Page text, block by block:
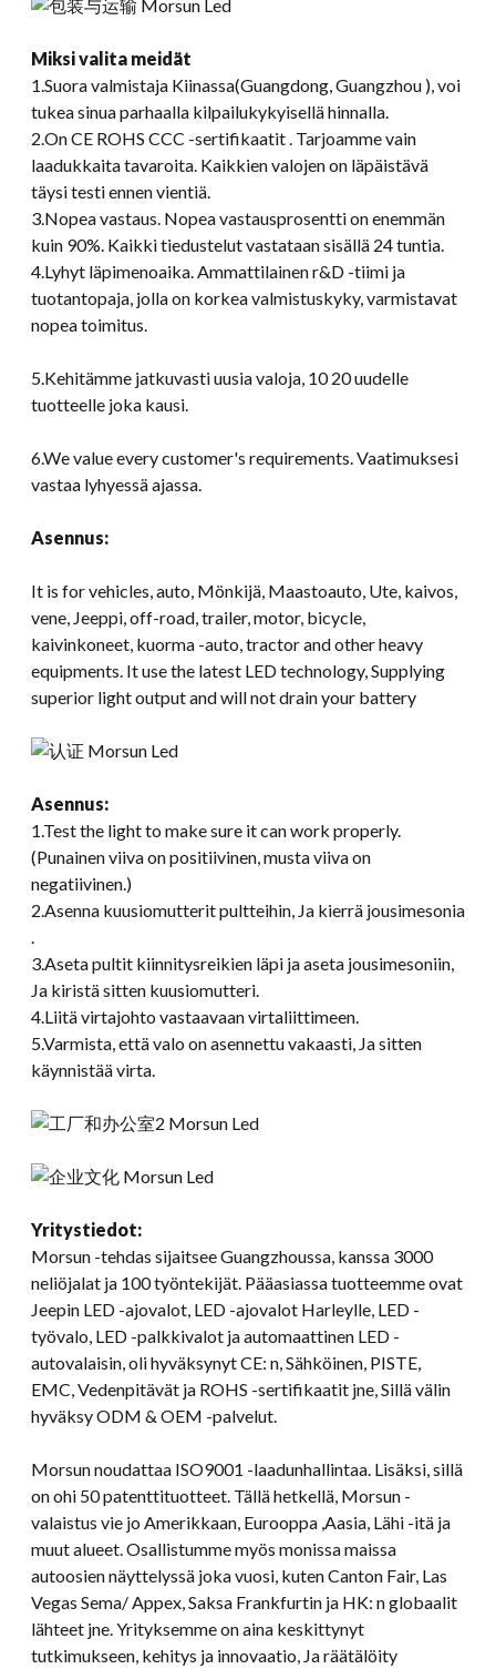
Miksi valita meidät
1.Suora valmistaja Kiinassa(Guangdong, Guangzhou ), voi
tukea sinua parhaalla kilpailukykyisellä hinnalla.
2.On CE ROHS CCC -sertifikaatit . Tarjoamme vain
laadukkaita tavaroita. Kaikkien valojen on läpäistävä
täysi testi ennen vientiä.
3.Nopea vastaus. Nopea vastausprosentti on enemmän
kuin 90%. Kaikki tiedustelut vastataan sisällä 24 tuntia.
4.Lyhyt läpimenoaika. Ammattilainen r&D -tiimi ja
tuotantopaja, jolla on korkea valmistuskyky, varmistavat
nopea toimitus.
5.Kehitämme jatkuvasti uusia valoja, 10 20 uudelle
tuotteelle joka kausi.
6.We value every customer's requirements . Vaatimuksesi
vastaa lyhyessä ajassa.
Asennus:
It is for vehicles , auto, Mönkijä, Maastoauto, Ute, kaivos,
vene, Jeeppi, off-road trailer, motor, bicycle
kaivinkoneet, kuorma -auto, tractor and other heavy
equipments It use the latest LED technology, Supplying
superior light output and will not drain your battery
Asennus:
1. Test the light to make sure it can work properly.
(Punainen viiva on positiivinen, musta viiva on
negatiivinen.)
2.Asenna kuusiomutterit pultteihin, Ja kierrä jousimesonia
3.Aseta pultit kiinnitysreikien läpi ja aseta jousimesoniin,
Ja kiristä sitten kuusiomutteri.
4.Liitä virtajohto vastaavaan virtaliittimeen.
5.Varmista, että valo on asennettu vakaasti, Ja sitten
käynnistää virta.
Yritystiedot:
Morsun -tehdas sijaitsee Guangzhoussa, kanssa 3000
neliöjalat ja 100 työntekijät. Pääasiassa tuotteemme ovat
Jeepin LED -ajovalot, LED -ajovalot Harleylle, LED -
työvalo, LED -palkkivalot ja automaattinen LED -
autovalaisin, oli hyväksynyt CE: n, Sähköinen, PISTE,
EMC, Vedenpitävät ja ROHS -sertifikaatit jne, Sillä välin
hyväksy ODM & OEM -palvelut.
Morsun noudattaa ISO9001 -laadunhallintaa. Lisäksi, sillä
on ohi 50 patenttituotteet. Tällä hetkellä, Morsun -
valaistus vie jo Amerikkaan, Eurooppa ,Aasia, Lähi -itä ja
muut alueet. Osallistumme myös monissa maissa
autoosien näyttelyssä joka vuosi, kuten Canton Fair, Las
Vegas Sema/ Appex, Saksa Frankfurtin ja HK: n globaalit
lähteet jne. Yrityksemme on aina keskittynyt
tutkimukseen, kehitys ja innovaatio, Ja räätälöity